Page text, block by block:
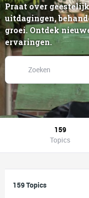
Praat over
uitdagingen,
groei. Ontdek
ervaringen.
159
Topics
159 Topics